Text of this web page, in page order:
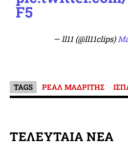
F5
— ll11 (@ll11clips)
TAGS ΡΕΑΛ ΜΑΔΡΙΤΗΣ
ΤΕΛΕΥΤΑΙΑ ΝΕΑ